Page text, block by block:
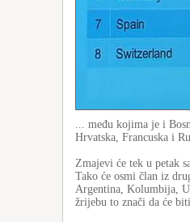
... među kojima je i
Hrvatska, Francuska i
Zmajevi će tek u petak
Tako će osmi član iz
Argentina, Kolumbija,
žrijebu to znači da će